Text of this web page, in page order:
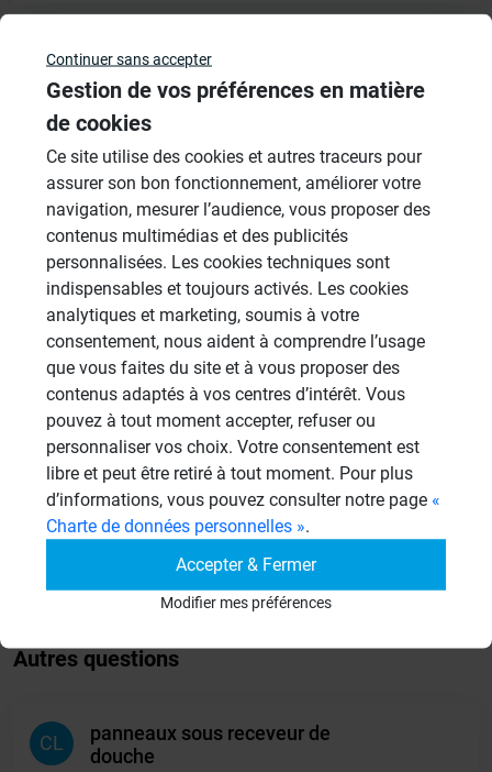
Veuillez vousconnecterpour répondre à ce sujet
Sujets
Douches à l'Italienne
1485 Sujets
Cabines de hammam
26 Sujets
Systèmes de panneaux à carreler
1206 Sujets
Aménagement Agencement
Revêtement Finition
19 Sujets
Autres questions
CL
panneaux sous receveur de
douche
Continuer sans accepter
Gestion de vos préférences en matière
de cookies
Ce site utilise des cookies et autres traceurs pour
assurer son bon fonctionnement, améliorer votre
navigation, mesurer l’audience, vous proposer des
contenus multimédias et des publicités
personnalisées. Les cookies techniques sont
indispensables et toujours activés. Les cookies
analytiques et marketing, soumis à votre
consentement, nous aident à comprendre l’usage
que vous faites du site et à vous proposer des
contenus adaptés à vos centres d’intérêt. Vous
pouvez à tout moment accepter, refuser ou
personnaliser vos choix. Votre consentement est
libre et peut être retiré à tout moment. Pour plus
d’informations, vous pouvez consulter notre page «
Charte de données personnelles ».
Accepter & Fermer
Modifier mes préférences